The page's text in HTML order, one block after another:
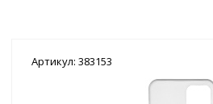
Артикул: 383153